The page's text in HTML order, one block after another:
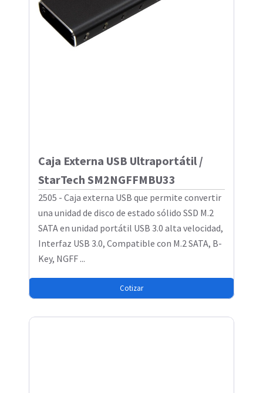
Caja Externa USB Ultraportátil /
StarTech SM2NGFFMBU33
2505 - Caja externa USB que permite convertir
una unidad de disco de estado sólido SSD M.2
SATA en unidad portátil USB 3.0 alta velocidad,
Interfaz USB 3.0, Compatible con M.2 SATA, B-
Key, NGFF ...
Cotizar